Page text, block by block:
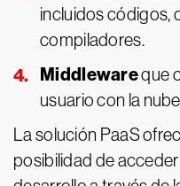
incluidos códigos,
compiladores.
Middlewareque
usuario con la
La solución PaaS
posibilidad de